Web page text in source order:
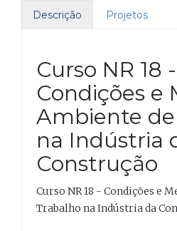
Descrição Projetos
Curso NR 18 -
Condições e
Ambiente
na Indústria
Construção
Curso NR 18 - Condições e
Trabalho na Indústria da